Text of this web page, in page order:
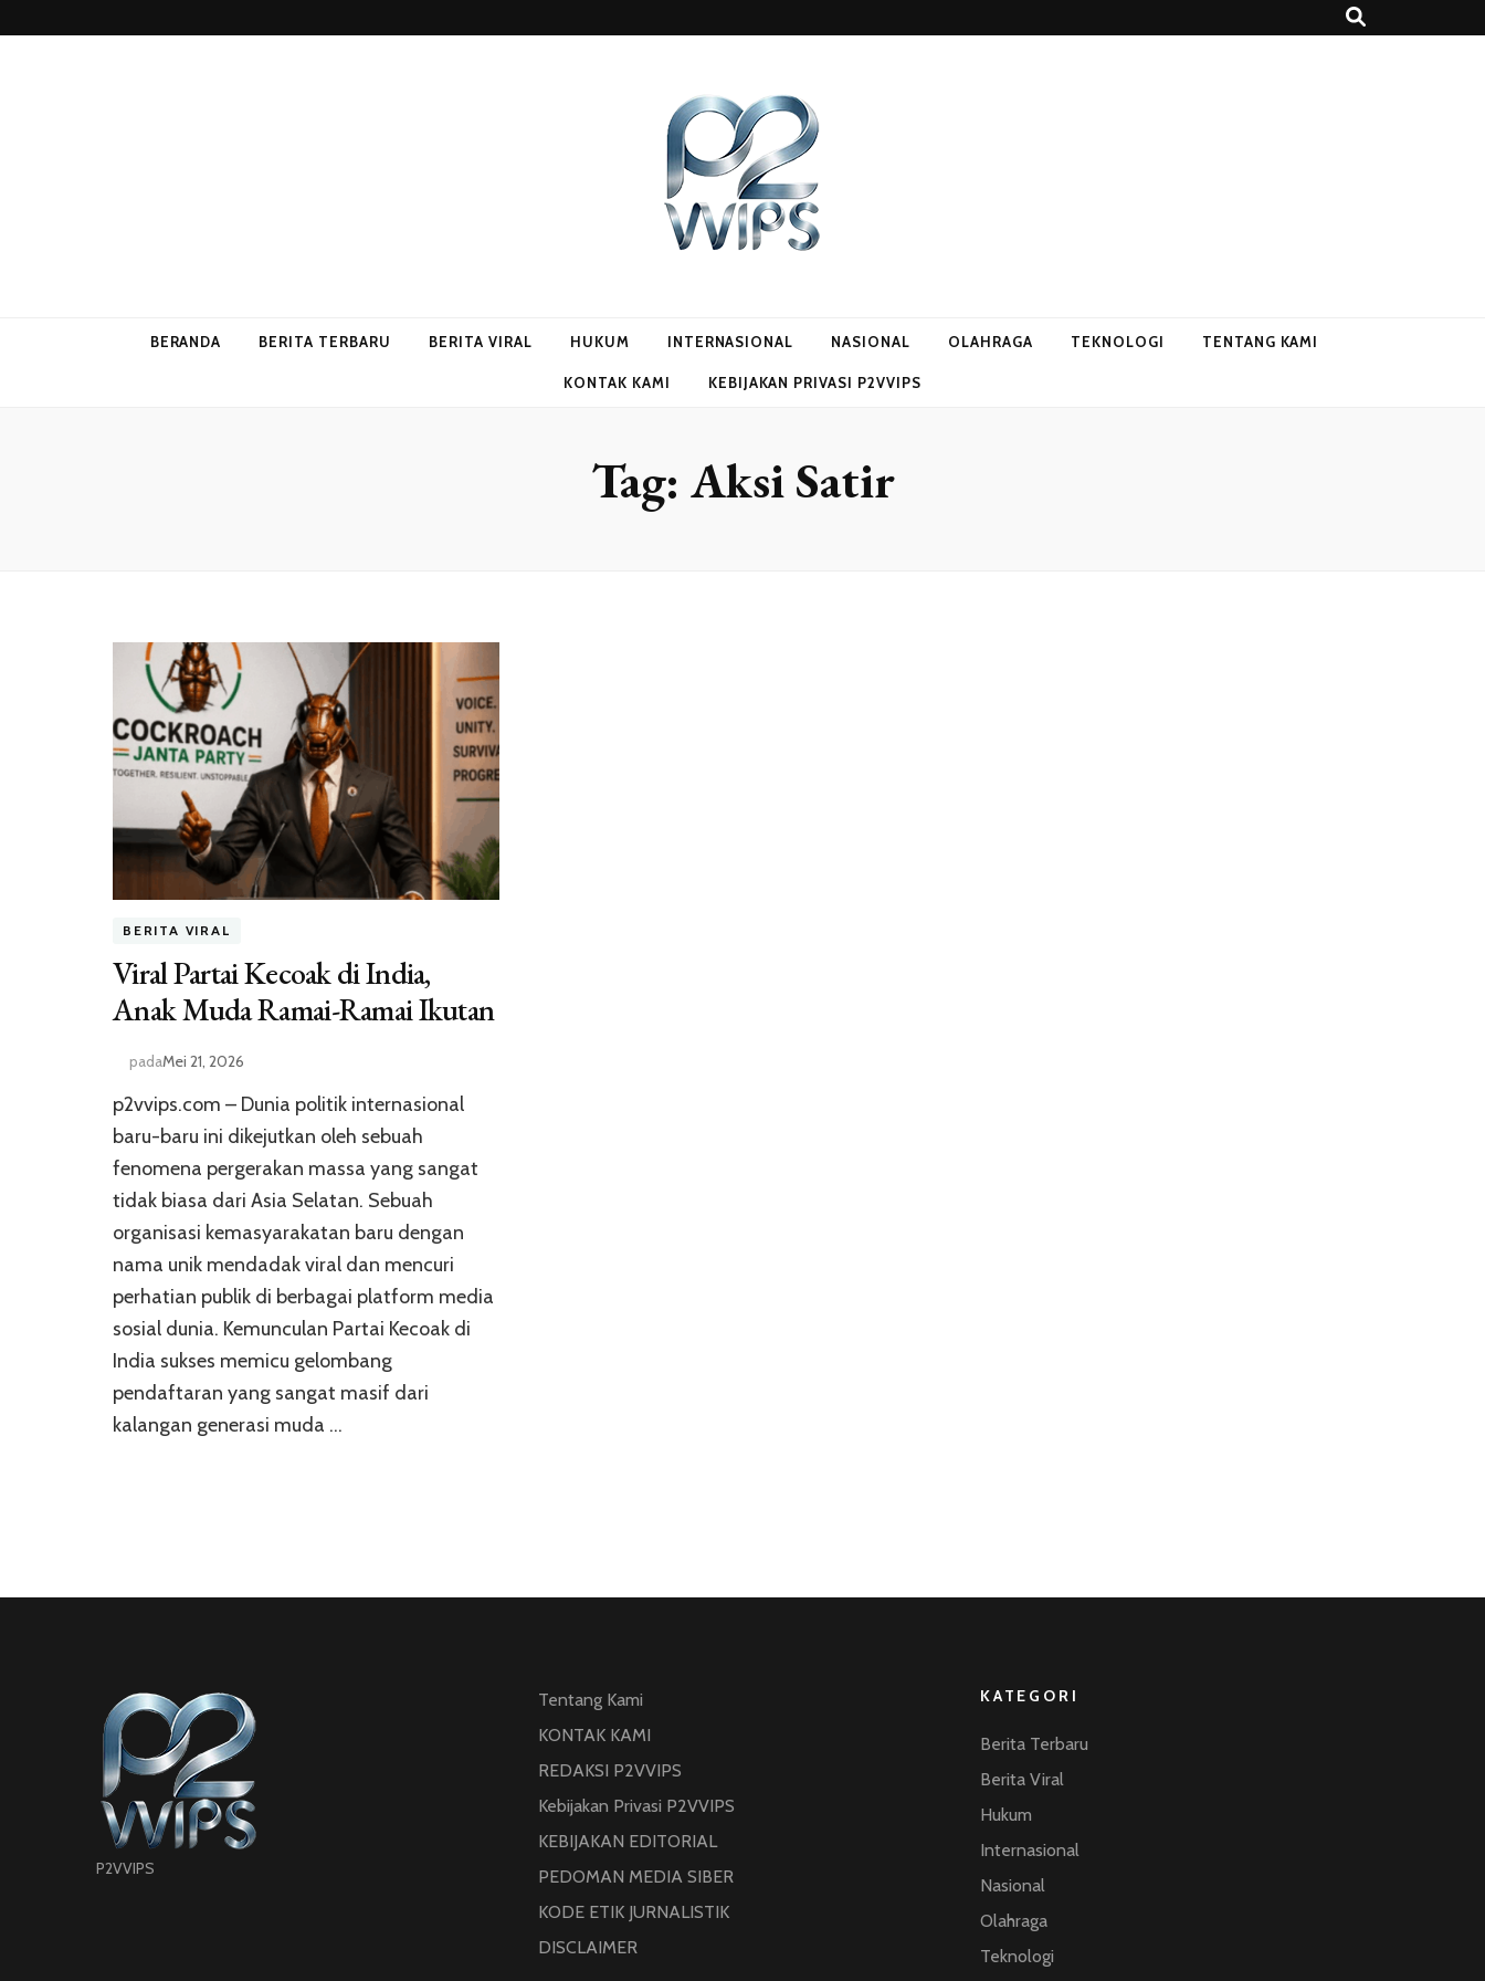
BERANDA BERITA TERBARU BERITA VIRAL HUKUM INTERNASIONAL NASIONAL OLAHRAGA TEKNOLOGI TENTANG KAMI
KONTAK KAMI KEBIJAKAN PRIVASI P2VVIPS
Tag: Aksi Satir
BERITA VIRAL
Viral Partai Kecoak di India,
Anak Muda Ramai-Ramai Ikutan
padaMei 21, 2026
p2vvips.com – Dunia politik internasional
baru-baru ini dikejutkan oleh sebuah
fenomena pergerakan massa yang sangat
tidak biasa dari Asia Selatan. Sebuah
organisasi kemasyarakatan baru dengan
nama unik mendadak viral dan mencuri
perhatian publik di berbagai platform media
sosial dunia. Kemunculan Partai Kecoak di
India sukses memicu gelombang
pendaftaran yang sangat masif dari
kalangan generasi muda …
P2VVIPS
Tentang Kami
KONTAK KAMI
REDAKSI P2VVIPS
Kebijakan Privasi P2VVIPS
KEBIJAKAN EDITORIAL
PEDOMAN MEDIA SIBER
KODE ETIK JURNALISTIK
DISCLAIMER
KATEGORI
Berita Terbaru
Berita Viral
Hukum
Internasional
Nasional
Olahraga
Teknologi